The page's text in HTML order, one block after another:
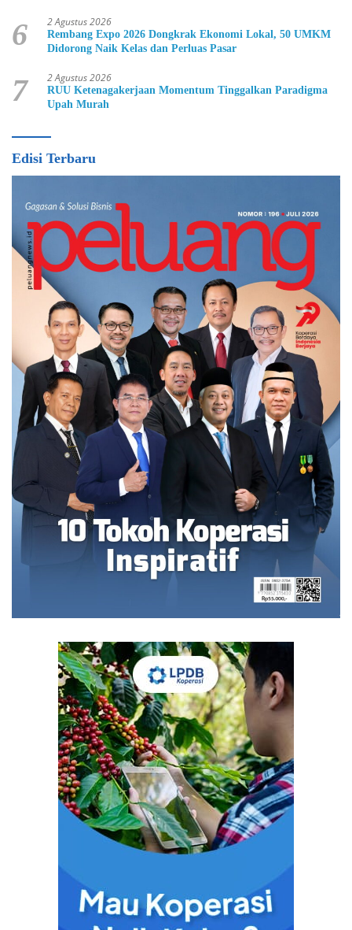
6 2 Agustus 2026
Rembang Expo 2026 Dongkrak Ekonomi Lokal, 50 UMKM
Didorong Naik Kelas dan Perluas Pasar
7 2 Agustus 2026
RUU Ketenagakerjaan Momentum Tinggalkan Paradigma
Upah Murah
Edisi Terbaru